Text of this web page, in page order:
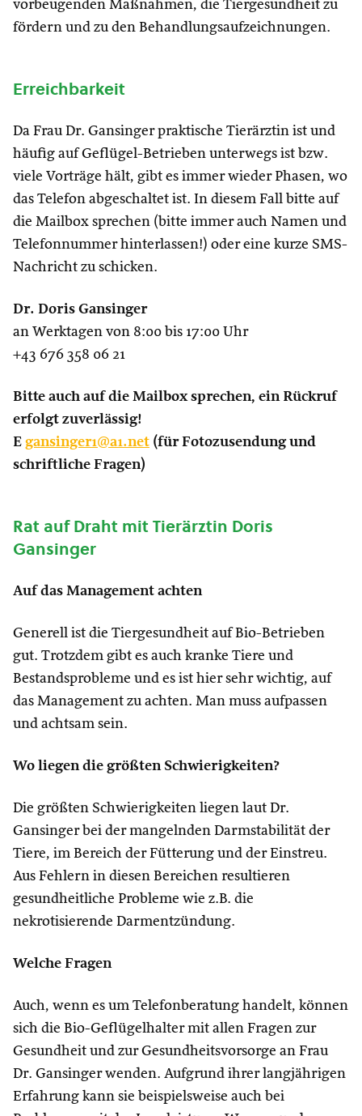
vorbeugenden Maßnahmen, die Tiergesundheit zu
fördern und zu den Behandlungsaufzeichnungen.
Erreichbarkeit
Da Frau Dr. Gansinger praktische Tierärztin ist und
häufig auf Geflügel-Betrieben unterwegs ist bzw.
viele Vorträge hält, gibt es immer wieder Phasen, wo
das Telefon abgeschaltet ist. In diesem Fall bitte auf
die Mailbox sprechen (bitte immer auch Namen und
Telefonnummer hinterlassen!) oder eine kurze SMS-
Nachricht zu schicken.
Dr. Doris Gansinger
an Werktagen von 8:00 bis 17:00 Uhr
+43 676 358 06 21
Bitte auch auf die Mailbox sprechen, ein Rückruf
erfolgt zuverlässig!
E gansinger1@a1.net (für Fotozusendung und
schriftliche Fragen)
Rat auf Draht mit Tierärztin Doris
Gansinger
Auf das Management achten
Generell ist die Tiergesundheit auf Bio-Betrieben
gut. Trotzdem gibt es auch kranke Tiere und
Bestandsprobleme und es ist hier sehr wichtig, auf
das Management zu achten. Man muss aufpassen
und achtsam sein.
Wo liegen die größten Schwierigkeiten?
Die größten Schwierigkeiten liegen laut Dr.
Gansinger bei der mangelnden Darmstabilität der
Tiere, im Bereich der Fütterung und der Einstreu.
Aus Fehlern in diesen Bereichen resultieren
gesundheitliche Probleme wie z.B. die
nekrotisierende Darmentzündung.
Welche Fragen
Auch, wenn es um Telefonberatung handelt, können
sich die Bio-Geflügelhalter mit allen Fragen zur
Gesundheit und zur Gesundheitsvorsorge an Frau
Dr. Gansinger wenden. Aufgrund ihrer langjährigen
Erfahrung kann sie beispielsweise auch bei